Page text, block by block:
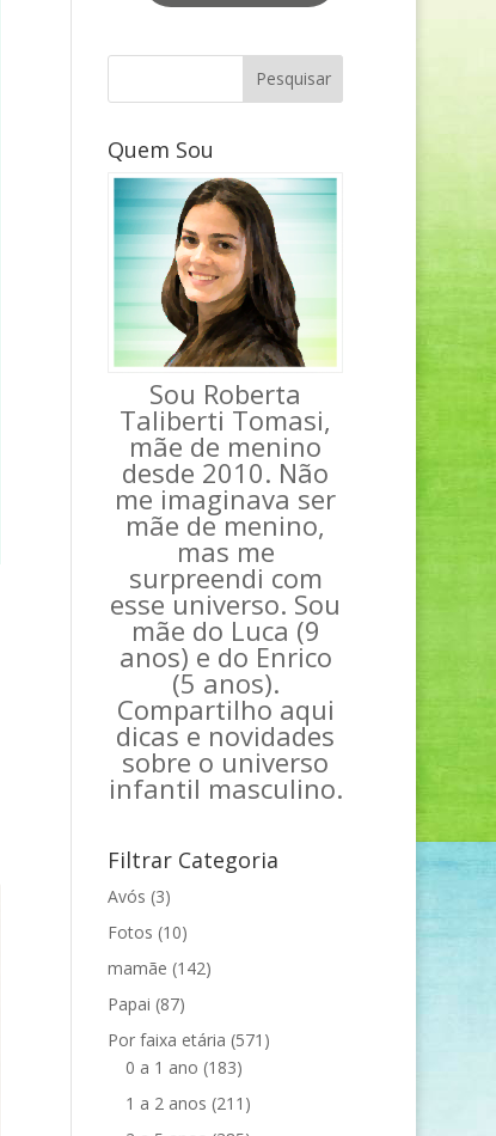
Quem Sou
Sou Roberta
Taliberti Tomasi,
mãe de menino
desde 2010. Não
me imaginava ser
mãe de menino,
mas me
surpreendi com
esse universo. Sou
mãe do Luca (9
anos) e do Enrico
(5 anos).
Compartilho aqui
dicas e novidades
sobre o universo
infantil masculino.
Filtrar Categoria
Avós (3)
Fotos (10)
mamãe (142)
Papai (87)
Por faixa etária (571)
0 a 1 ano (183)
1 a 2 anos (211)